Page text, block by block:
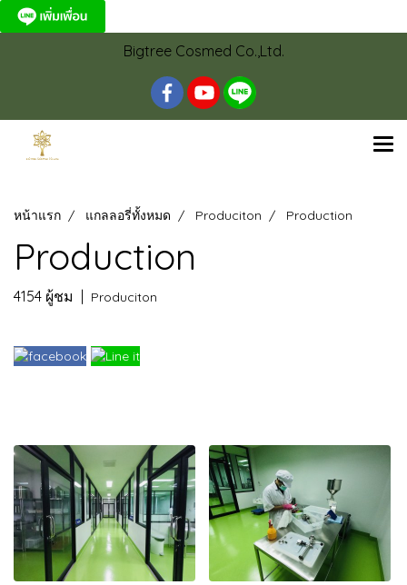
Bigtree Cosmed Co.,Ltd.
หน้าแรก แกลลอรี่ทั้งหมด Produciton Production
Production
4154 ผู้ชม Produciton